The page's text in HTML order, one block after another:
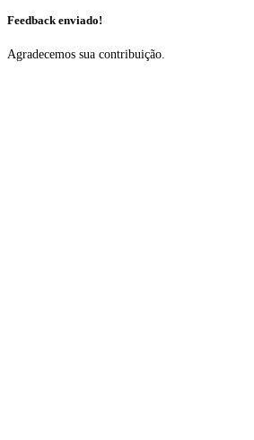
Feedback enviado!
Agradecemos sua contribuição.